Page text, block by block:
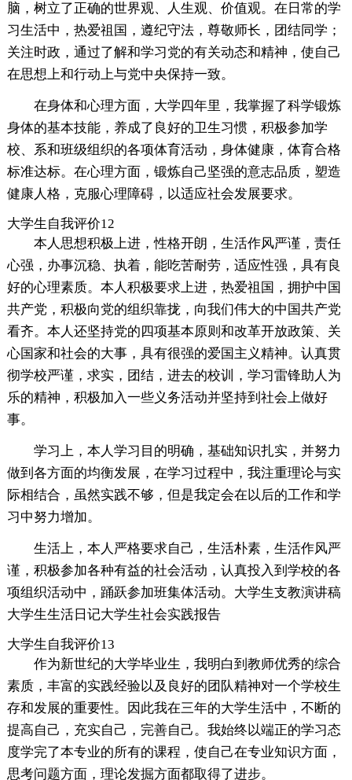
脑，树立了正确的世界观、人生观、价值观。在日常的学
习生活中，热爱祖国，遵纪守法，尊敬师长，团结同学；
关注时政，通过了解和学习党的有关动态和精神，使自己
在思想上和行动上与党中央保持一致。
在身体和心理方面，大学四年里，我掌握了科学锻炼
身体的基本技能，养成了良好的卫生习惯，积极参加学
校、系和班级组织的各项体育活动，身体健康，体育合格
标准达标。在心理方面，锻炼自己坚强的意志品质，塑造
健康人格，克服心理障碍，以适应社会发展要求。
大学生自我评价12
本人思想积极上进，性格开朗，生活作风严谨，责任
心强，办事沉稳、执着，能吃苦耐劳，适应性强，具有良
好的心理素质。本人积极要求上进，热爱祖国，拥护中国
共产党，积极向党的组织靠拢，向我们伟大的中国共产党
看齐。本人还坚持党的四项基本原则和改革开放政策、关
心国家和社会的大事，具有很强的爱国主义精神。认真贯
彻学校严谨，求实，团结，进去的校训，学习雷锋助人为
乐的精神，积极加入一些义务活动并坚持到社会上做好
事。
学习上，本人学习目的明确，基础知识扎实，并努力
做到各方面的均衡发展，在学习过程中，我注重理论与实
际相结合，虽然实践不够，但是我定会在以后的工作和学
习中努力增加。
生活上，本人严格要求自己，生活朴素，生活作风严
谨，积极参加各种有益的社会活动，认真投入到学校的各
项组织活动中，踊跃参加班集体活动。大学生支教演讲稿
大学生生活日记大学生社会实践报告
大学生自我评价13
作为新世纪的大学毕业生，我明白到教师优秀的综合
素质，丰富的实践经验以及良好的团队精神对一个学校生
存和发展的重要性。因此我在三年的大学生活中，不断的
提高自己，充实自己，完善自己。我始终以端正的学习态
度学完了本专业的所有的课程，使自己在专业知识方面，
思考问题方面，理论发掘方面都取得了进步。